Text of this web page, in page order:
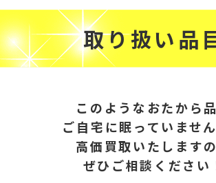
取り扱い品
このようなおたから
ご自宅に眠っていませ
高価買取いたします
ぜひご相談ください